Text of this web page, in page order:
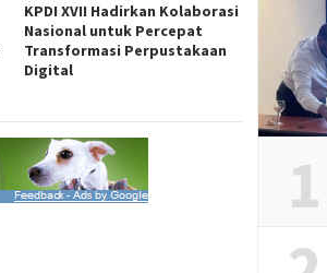
KPDI XVII Hadirkan Kolaborasi
Nasional untuk Percepat
Transformasi Perpustakaan
Digital
1